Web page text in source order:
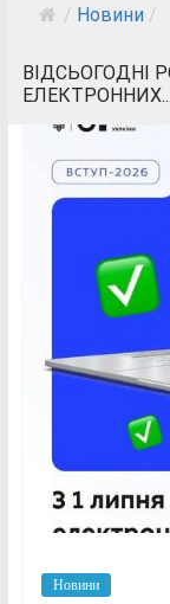
/ Новини /
ВІДСЬОГОДНІ
ЕЛЕКТРОННИХ...
Новини